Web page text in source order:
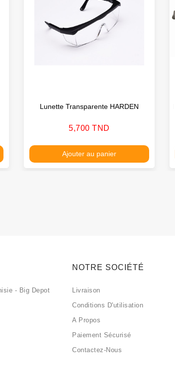
Lunette Transparente HARDEN
Prix
5,700 TND
Ajouter au panier
- Big Depot
NOTRE SOCIÉTÉ
Livraison
Conditions D'utilisation
A Propos
Paiement Sécurisé
Contactez-Nous